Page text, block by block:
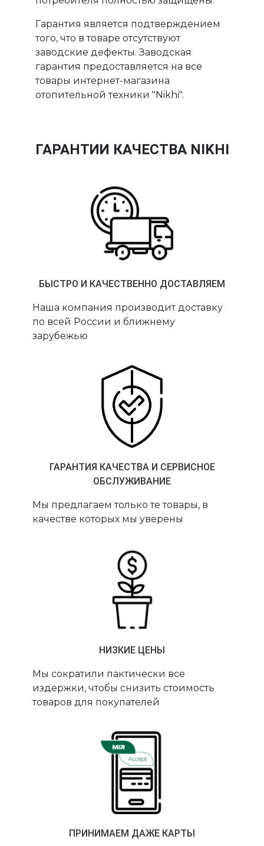
Гарантия является подтверждением
того, что в товаре отсутствуют
заводские дефекты. Заводская
гарантия предоставляется на все
товары интернет-магазина
отопительной техники "Nikhi".
ГАРАНТИИ КАЧЕСТВА NIKHI
БЫСТРО И КАЧЕСТВЕННО ДОСТАВЛЯЕМ
Наша компания производит доставку
по всей России и ближнему
зарубежью
ГАРАНТИЯ КАЧЕСТВА И СЕРВИСНОЕ
ОБСЛУЖИВАНИЕ
Мы предлагаем только те товары, в
качестве которых мы уверены
НИЗКИЕ ЦЕНЫ
Мы сократили пактически все
издержки, чтобы снизить стоимость
товаров для покупателей
ПРИНИМАЕМ ДАЖЕ КАРТЫ